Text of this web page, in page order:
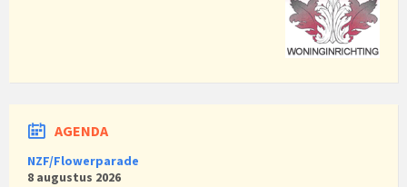
AGENDA
NZF/Flowerparade
8 augustus 2026